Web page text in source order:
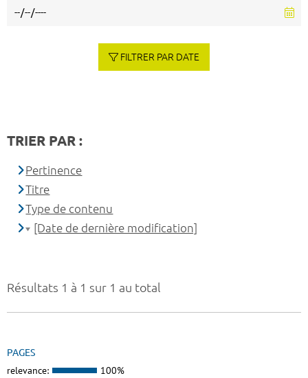
Résultats 1 à 1 sur 1 au total
PAGES
relevance: 100%
FILTRER PAR DATE
TRIER PAR :
Pertinence
Titre
Type de contenu
[Date de dernière modification]